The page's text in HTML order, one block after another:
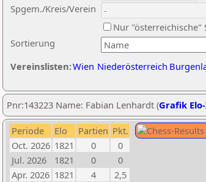
Sortierung
Spgem./Kreis/Verein
Nur "österreichische"
Vereinslisten:Wien Niederösterreich
Pnr:143223 Name: Fabian Lenhardt (Grafik
Periode Elo Partien Pkt.
Oct. 2026 1821 0
0
Jul. 2026
1821 0
0
Apr. 2026 1821 4
2,5